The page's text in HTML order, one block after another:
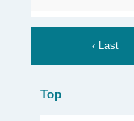
‹ Last
Top